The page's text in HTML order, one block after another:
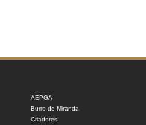
AEPGA
Burro de Miranda
Criadores